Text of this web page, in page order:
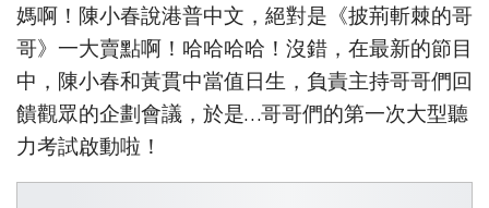
媽啊！陳小春說港普中文，絕對是《披荊斬棘的哥
哥》一大賣點啊！哈哈哈哈！沒錯，在最新的節目
中，陳小春和黃貫中當值日生，負責主持哥哥們回
饋觀眾的企劃會議，於是…哥哥們的第一次大型聽
力考試啟動啦！